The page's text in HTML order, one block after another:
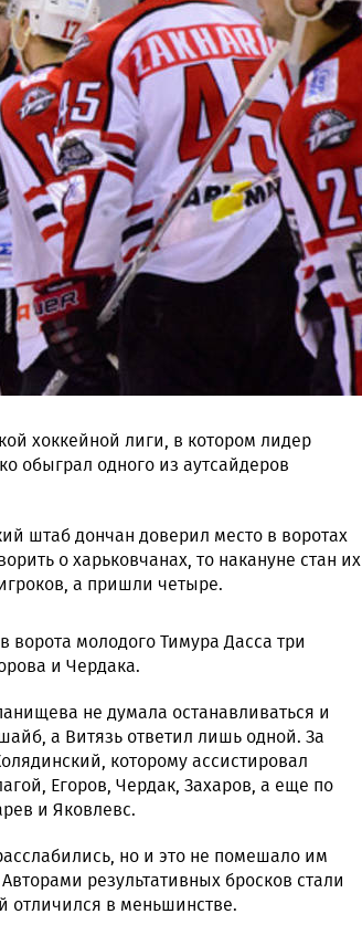
хоккейной лиги, в котором лидер
обыграл одного из аутсайдеров
штаб дончан доверил место в воротах
о харьковчанах, то накануне стан их
а пришли четыре.
молодого Тимура Дасса три
и Чердака.
не думала останавливаться и
а Витязь ответил лишь одной. За
которому ассистировал
Егоров, Чердак, Захаров, а еще по
и Яковлевс.
но и это не помешало им
результативных бросков стали
отличился в меньшинстве.